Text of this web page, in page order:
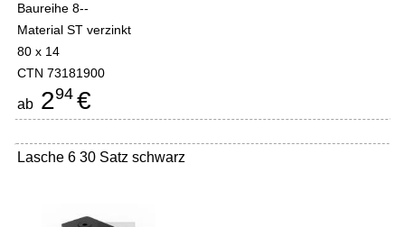
Baureihe 8--
Material ST verzinkt
80 x 14
CTN 73181900
ab 294 €
Lasche 6 30 Satz schwarz